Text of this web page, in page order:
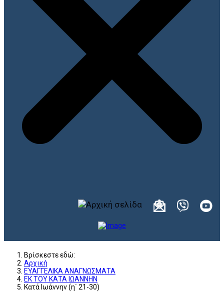
Βρίσκεστε εδώ:
Αρχική
ΕΥΑΓΓΕΛΙΚΑ ΑΝΑΓΝΩΣΜΑΤΑ
ΕΚ ΤΟΥ ΚΑΤΑ ΙΩΑΝΝΗΝ
Κατά Ιωάννην (η΄ 21-30)